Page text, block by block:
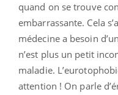
quand on se trouve
embarrassante. Cela
médecine a besoin
n’est plus un petit
maladie.
attention ! On parle